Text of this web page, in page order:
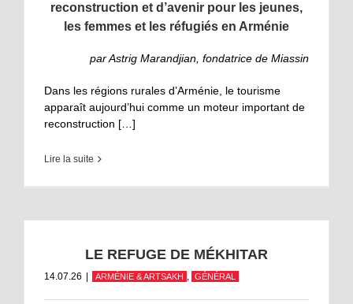
reconstruction et d’avenir pour les jeunes,
les femmes et les réfugiés en Arménie
par Astrig Marandjian, fondatrice de Miassin
Dans les régions rurales d’Arménie, le tourisme
apparaît aujourd’hui comme un moteur important de
reconstruction […]
Lire la suite
LE REFUGE DE MÉKHITAR
14.07.26 ARMÉNIE & ARTSAKH , GÉNÉRAL